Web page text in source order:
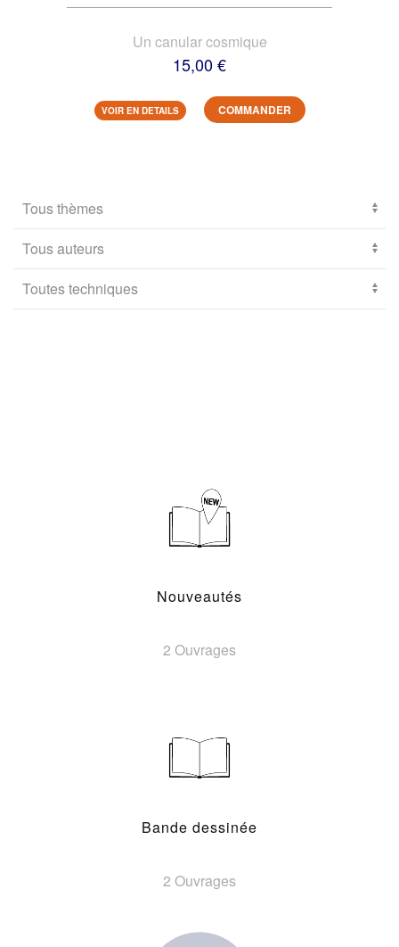
Un canular cosmique
15,00 €
VOIR EN DETAILS COMMANDER
Nouveautés
2 Ouvrages
Bande dessinée
2 Ouvrages